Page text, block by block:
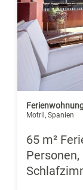
Motril, Spanien
65 m²
Personen,